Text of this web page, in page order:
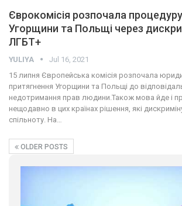
Єврокомісія розпочала
Угорщини та Польщі через
ЛГБТ+
YULIYA Jul 16, 2021
15 липня Європейська комісія розпочала
притягнення Угорщини та Польщі до
недотримання прав людини.Також мова йде і
нещодавно в цих країнах рішення, які
спільноту. На…
OLDER POSTS